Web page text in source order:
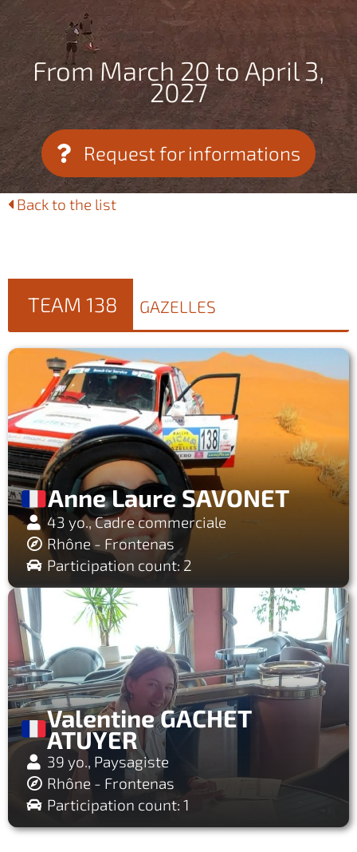
From March 20 to April 3,
2027
Request for informations
Back to the list
TEAM 138 GAZELLES
Anne Laure SAVONET
43 yo., Cadre commerciale
Rhône - Frontenas
Participation count: 2
Valentine GACHET
ATUYER
39 yo., Paysagiste
Rhône - Frontenas
Participation count: 1